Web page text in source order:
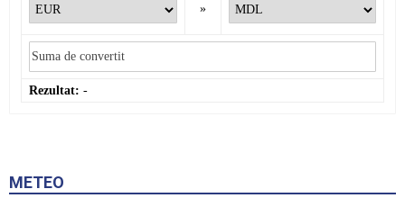
»
Rezultat: -
METEO